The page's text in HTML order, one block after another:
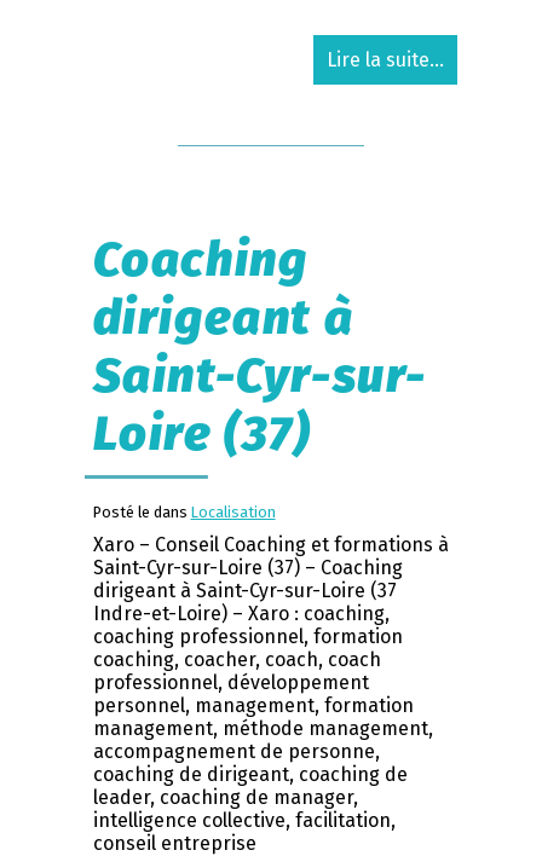
Lire la suite...
Coaching
dirigeant à
Saint-Cyr-sur-
Loire (37)
Posté le dans Localisation
Xaro – Conseil Coaching et formations à
Saint-Cyr-sur-Loire (37) – Coaching
dirigeant à Saint-Cyr-sur-Loire (37
Indre-et-Loire) – Xaro : coaching,
coaching professionnel, formation
coaching, coacher, coach, coach
professionnel, développement
personnel, management, formation
management, méthode management,
accompagnement de personne,
coaching de dirigeant, coaching de
leader, coaching de manager,
intelligence collective, facilitation,
conseil entreprise